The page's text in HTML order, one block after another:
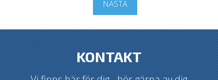
NÄSTA
KONTAKT